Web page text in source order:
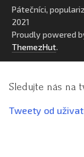
Pátečníci,
2021
Proudly powered
ThemezHut.
Sledujte nás na
Tweety od